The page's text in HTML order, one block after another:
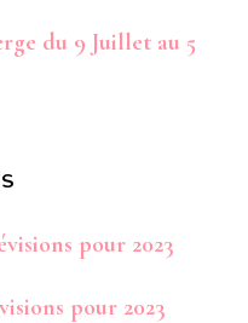
du 9 Juillet au 5
pour 2023
pour 2023